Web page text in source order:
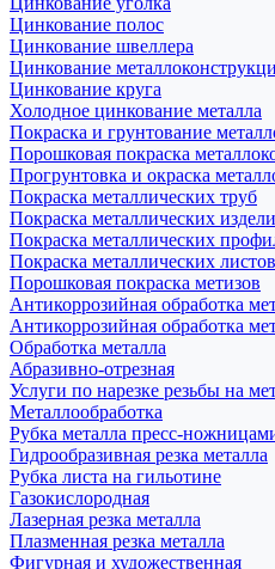
Цинкование полос
Цинкование швеллера
Цинкование
Цинкование круга
Холодное цинкование металла
Покраска и грунтование
Порошковая покраска
Прогрунтовка и окраска
Покраска металлических труб
Покраска металлических
Покраска металлических
Покраска металлических листов
Порошковая покраска метизов
Антикоррозийная обработка
Антикоррозийная обработка
Обработка металла
Абразивно-отрезная
Услуги по нарезке резьбы на
Металлообработка
Рубка металла пресс-
Гидрообразивная резка металла
Рубка листа на гильотине
Газокислородная
Лазерная резка металла
Плазменная резка металла
Фигурная и художественная